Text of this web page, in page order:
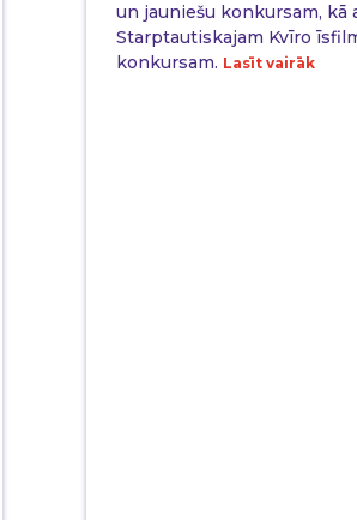
un jauniešu konkursam, kā
Starptautiskajam Kvīro
konkursam. Lasīt vairāk